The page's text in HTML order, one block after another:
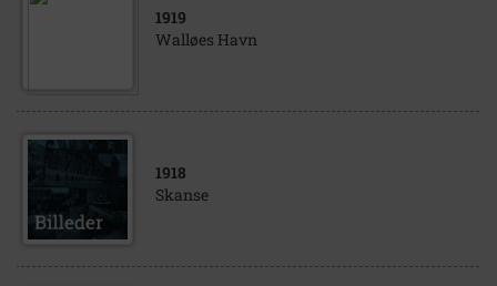
1919
Walløes Havn
1918
Skanse